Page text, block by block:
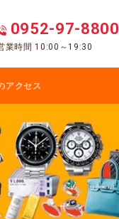
0952-97-8800
業時間 10:00～19:30
アクセス